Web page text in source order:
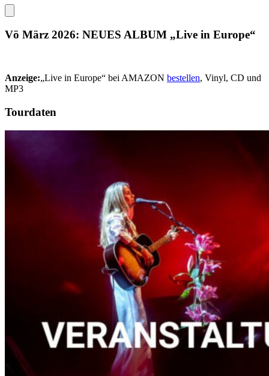
Vö März 2026: NEUES ALBUM „Live in Europe“
Anzeige:„Live in Europe“ bei AMAZON bestellen, Vinyl, CD und
MP3
Tourdaten